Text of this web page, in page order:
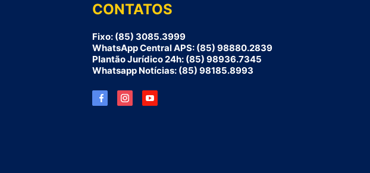
CONTATOS
Fixo: (85) 3085.3999
WhatsApp Central APS: (85) 98880.2839
Plantão Jurídico 24h: (85) 98936.7345
Whatsapp Notícias: (85) 98185.8993